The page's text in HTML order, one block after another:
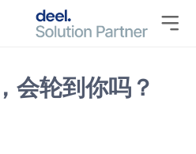

会轮到你吗？